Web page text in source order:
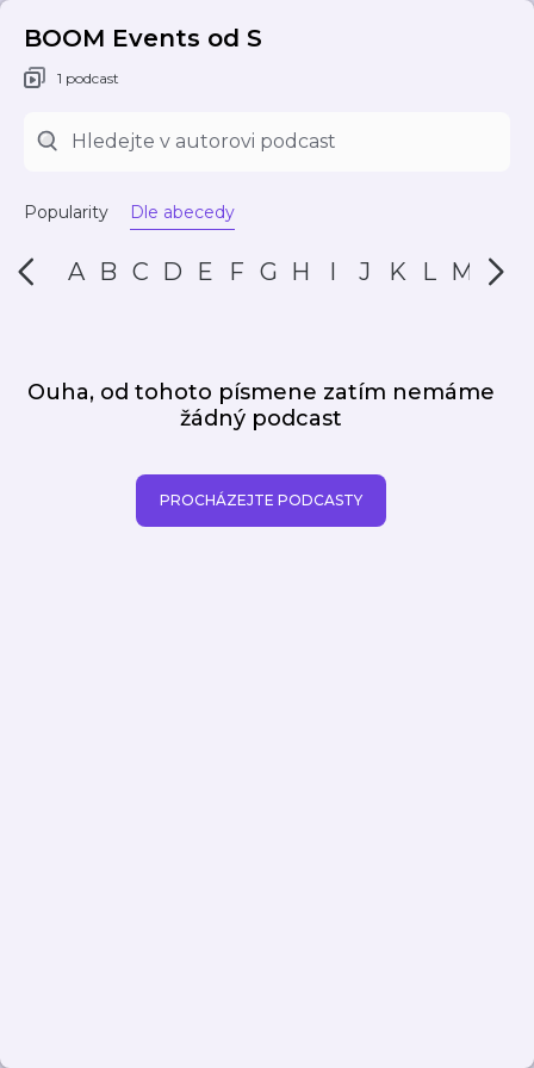
BOOM Events od S
1 podcast
Popularity Dle abecedy
A B C D E F G H I J K L M N
Ouha, od tohoto písmene zatím nemáme
žádný podcast
PROCHÁZEJTE PODCASTY